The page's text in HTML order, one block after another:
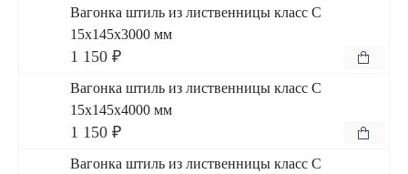
Вагонка штиль из лиственницы класс С
15x145x3000 мм
1 150 ₽
Вагонка штиль из лиственницы класс С
15x145x4000 мм
1 150 ₽
Вагонка штиль из лиственницы класс С